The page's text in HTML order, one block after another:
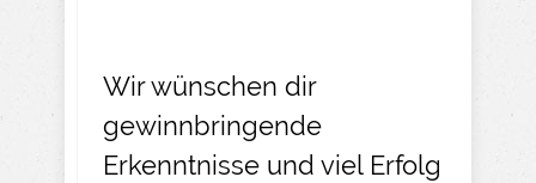
Wir wünschen dir
gewinnbringende
Erkenntnisse und viel Erfolg